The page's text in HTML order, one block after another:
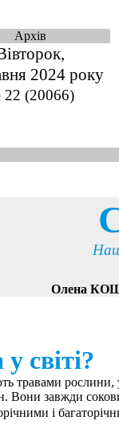
Архів
2024 року
(20066)
Олена
світі?
травами рослини,
Вони завжди
і